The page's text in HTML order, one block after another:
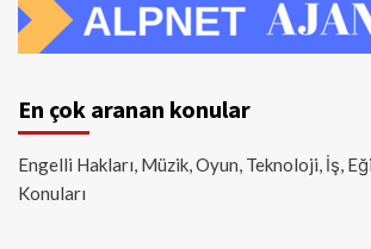
En çok aranan konular
Engelli Hakları, Müzik, Oyun, Teknoloji, İş,
Konuları